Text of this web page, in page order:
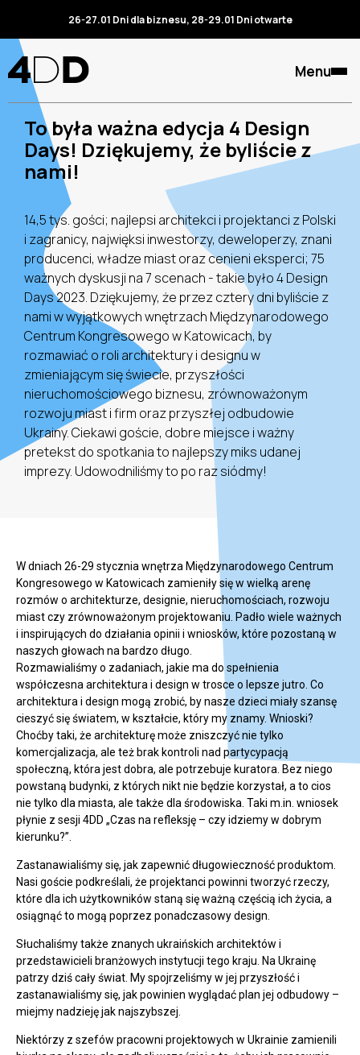
26-27.01 Dni dla biznesu, 28-29.01 Dni otwarte
Menu
To była ważna edycja 4 Design
Days! Dziękujemy, że byliście z
nami!
14,5 tys. gości; najlepsi architekci i projektanci z Polski
i zagranicy, najwięksi inwestorzy, deweloperzy, znani
producenci, władze miast oraz cenieni eksperci; 75
ważnych dyskusji na 7 scenach - takie było 4 Design
Days 2023. Dziękujemy, że przez cztery dni byliście z
nami w wyjątkowych wnętrzach Międzynarodowego
Centrum Kongresowego w Katowicach, by
rozmawiać o roli architektury i designu w
zmieniającym się świecie, przyszłości
nieruchomościowego biznesu, zrównoważonym
rozwoju miast i firm oraz przyszłej odbudowie
Ukrainy. Ciekawi goście, dobre miejsce i ważny
pretekst do spotkania to najlepszy miks udanej
imprezy. Udowodniliśmy to po raz siódmy!
W dniach 26-29 stycznia wnętrza Międzynarodowego Centrum
Kongresowego w Katowicach zamieniły się w wielką arenę
rozmów o architekturze, designie, nieruchomościach, rozwoju
miast czy zrównoważonym projektowaniu. Padło wiele ważnych
i inspirujących do działania opinii i wniosków, które pozostaną w
naszych głowach na bardzo długo.
Rozmawialiśmy o zadaniach, jakie ma do spełnienia
współczesna architektura i design w trosce o lepsze jutro. Co
architektura i design mogą zrobić, by nasze dzieci miały szansę
cieszyć się światem, w kształcie, który my znamy. Wnioski?
Choćby taki, że architekturę może zniszczyć nie tylko
komercjalizacja, ale też brak kontroli nad partycypacją
społeczną, która jest dobra, ale potrzebuje kuratora. Bez niego
powstaną budynki, z których nikt nie będzie korzystał, a to cios
nie tylko dla miasta, ale także dla środowiska. Taki m.in. wniosek
płynie z sesji 4DD „Czas na refleksję – czy idziemy w dobrym
kierunku?”.
Zastanawialiśmy się, jak zapewnić długowieczność produktom.
Nasi goście podkreślali, że projektanci powinni tworzyć rzeczy,
które dla ich użytkowników staną się ważną częścią ich życia, a
osiągnąć to mogą poprzez ponadczasowy design.
Słuchaliśmy także znanych ukraińskich architektów i
przedstawicieli branżowych instytucji tego kraju. Na Ukrainę
patrzy dziś cały świat. My spojrzeliśmy w jej przyszłość i
zastanawialiśmy się, jak powinien wyglądać plan jej odbudowy –
miejmy nadzieję jak najszybszej.
Niektórzy z szefów pracowni projektowych w Ukrainie zamienili